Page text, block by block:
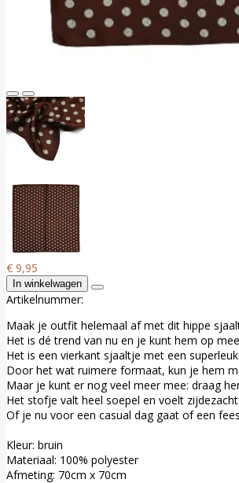
€ 9,95
In winkelwagen
Artikelnummer:
Maak je outfit helemaal af met dit hippe
Het is dé trend van nu en je kunt hem op
Het is een vierkant sjaaltje met een
Door het wat ruimere formaat, kun je hem
Maar je kunt er nog veel meer mee: draag
Het stofje valt heel soepel en voelt
Of je nu voor een casual dag gaat of een
Kleur: bruin
Materiaal: 100% polyester
Afmeting: 70cm x 70cm